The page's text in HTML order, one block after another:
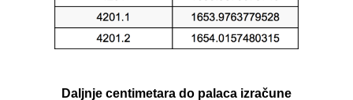
Daljnje centimetara do palaca izračune